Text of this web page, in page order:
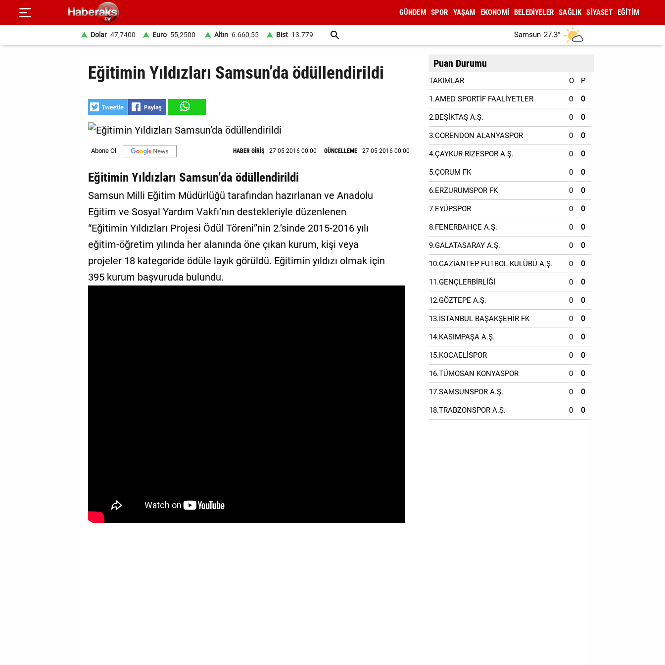
GÜNDEM SPOR YAŞAM EKONOMİ BELEDİYELER SAĞLIK SİYASET EĞİTİM
Dolar 47,7400 Euro 55,2500 Altın 6.660,55 Bist 13.779 Samsun 27.3°
Eğitimin Yıldızları Samsun’da ödüllendirildi
HABER GİRİŞ 27 05 2016 00:00 GÜNCELLEME 27 05 2016 00:00
Eğitimin Yıldızları Samsun’da ödüllendirildi
Samsun Milli Eğitim Müdürlüğü tarafından hazırlanan ve Anadolu
Eğitim ve Sosyal Yardım Vakfı’nın destekleriyle düzenlenen
“Eğitimin Yıldızları Projesi Ödül Töreni”nin 2.’sinde 2015-2016 yılı
eğitim-öğretim yılında her alanında öne çıkan kurum, kişi veya
projeler 18 kategoride ödüle layık görüldü. Eğitimin yıldızı olmak için
395 kurum başvuruda bulundu.
Puan Durumu
TAKIMLAR O P
1.AMED SPORTİF FAALİYETLER 0 0
2.BEŞİKTAŞ A.Ş. 0 0
3.CORENDON ALANYASPOR 0 0
4.ÇAYKUR RİZESPOR A.Ş. 0 0
5.ÇORUM FK 0 0
6.ERZURUMSPOR FK 0 0
7.EYÜPSPOR 0 0
8.FENERBAHÇE A.Ş. 0 0
9.GALATASARAY A.Ş. 0 0
10.GAZİANTEP FUTBOL KULÜBÜ A.Ş. 0 0
11.GENÇLERBİRLİĞİ 0 0
12.GÖZTEPE A.Ş. 0 0
13.İSTANBUL BAŞAKŞEHİR FK 0 0
14.KASIMPAŞA A.Ş. 0 0
15.KOCAELİSPOR 0 0
16.TÜMOSAN KONYASPOR 0 0
17.SAMSUNSPOR A.Ş. 0 0
18.TRABZONSPOR A.Ş. 0 0